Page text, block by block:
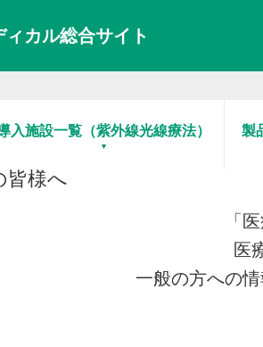
カル総合サイト
入施設一覧（紫外線光線療法） 製
皆様へ
「
医
一般の方への